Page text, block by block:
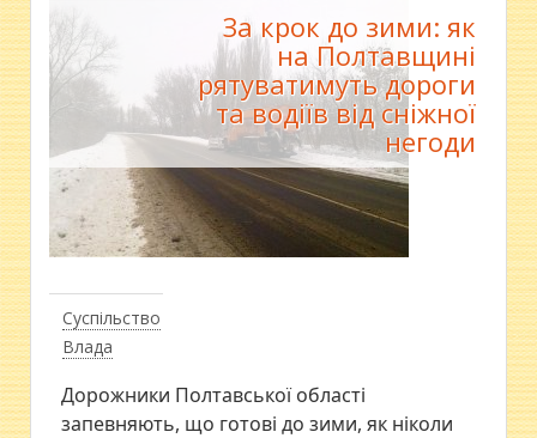
Суспільство
Влада
За крок до зими: як
на Полтавщині
рятуватимуть дороги
та водіїв від сніжної
негоди
Дорожники Полтавської області
запевняють, що готові до зими, як ніколи